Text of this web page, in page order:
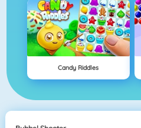
Candy Riddles